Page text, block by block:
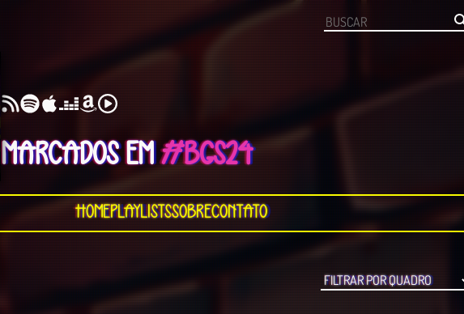
MARCADOS EM#BGS24
HomePlaylistsSobreContato